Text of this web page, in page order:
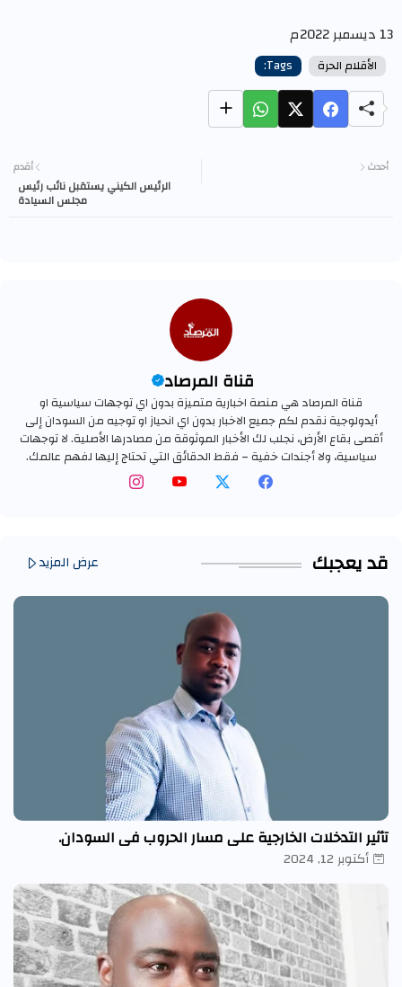
13 ديسمبر 2022م
Tags: الأقلام الحرة
أحدث أقدم
الرئيس الكيني يستقبل نائب رئيس
مجلس السيادة
قناة المرصاد
قناة المرصاد هي منصة اخبارية متميزة بدون اي توجهات سياسية او
أيدولوجية نقدم لكم جميع الاخبار بدون اي انحياز او توجيه من السودان إلى
أقصى بقاع الأرض، نجلب لك الأخبار الموثوقة من مصادرها الأصلية. لا توجهات
سياسية، ولا أجندات خفية – فقط الحقائق التي تحتاج إليها لفهم عالمك.
قد يعجبك عرض المزيد
تأثير التدخلات الخارجية على مسار الحروب في السودان.
أكتوبر 12, 2024